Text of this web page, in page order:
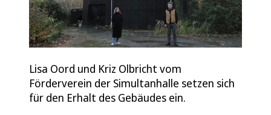
Lisa Oord und Kriz Olbricht vom
Förderverein der Simultanhalle setzen sich
für den Erhalt des Gebäudes ein.